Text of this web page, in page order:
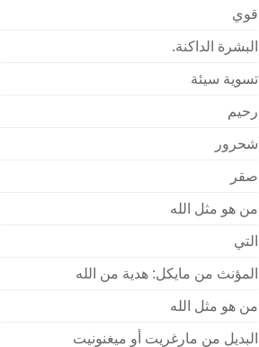
قوي
البشرة الداكنة.
تسوية سيئة
رحيم
شحرور
صقر
من هو مثل الله
التي
المؤنث من مايكل: هدية من الله
من هو مثل الله
البديل من مارغريت أو ميغنونيت